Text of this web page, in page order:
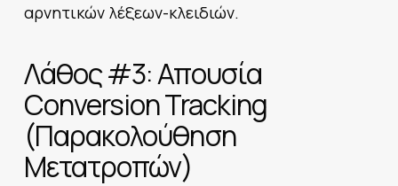
αρνητικών λέξεων-κλειδιών.
Λάθος #3: Απουσία
Conversion Tracking
(Παρακολούθηση
Μετατροπών)